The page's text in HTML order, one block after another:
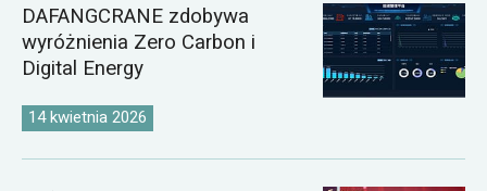
DAFANGCRANE zdobywa
wyróżnienia Zero Carbon i
Digital Energy
14 kwietnia 2026